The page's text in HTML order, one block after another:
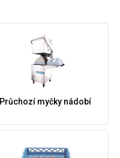
Průchozí myčky nádobí